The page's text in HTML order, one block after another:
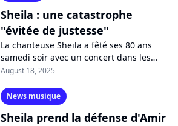
Sheila : une catastrophe
"évitée de justesse"
La chanteuse Sheila a fêté ses 80 ans
samedi soir avec un concert dans les
Pyrénées-Orientales. Sauf que
"catastrophe"....
August 18, 2025
News musique
Sheila prend la défense d'Amir